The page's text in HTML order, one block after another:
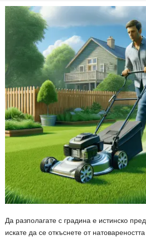
Да разполагате с градина е истинско
искате да се откъснете от